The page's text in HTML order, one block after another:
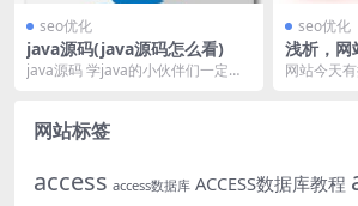
seo优化
java源码(java源码怎么看)
java源码 学java的小伙伴们一定对
seo优化
浅析，网
与“不稳
网站今天
网站标签
access access数据库 ACCESS数据库教程